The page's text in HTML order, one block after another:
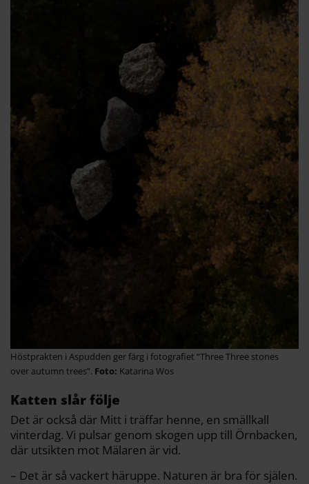
Höstprakten i Aspudden ger färg i fotografiet ”Three Three stones
over autumn trees”.
Katarina Wos
Katten slår följe
Det är också där Mitt i träffar henne, en smällkall
vinterdag. Vi pulsar genom skogen upp till Örnbacken,
där utsikten mot Mälaren är vid.
– Det är så vackert häruppe. Naturen är bra för själen.